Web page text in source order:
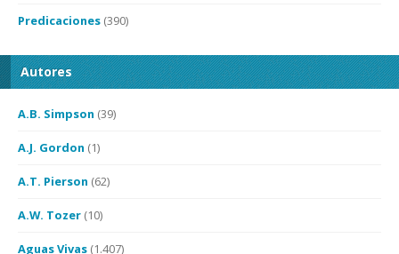
Predicaciones (390)
Autores
A.B. Simpson (39)
A.J. Gordon (1)
A.T. Pierson (62)
A.W. Tozer (10)
Aguas Vivas (1.407)